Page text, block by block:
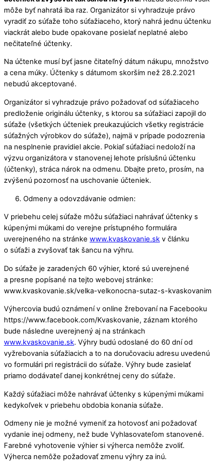
môže byť nahratá iba raz. Organizátor si vyhradzuje právo
vyradiť zo súťaže toho súťažiaceho, ktorý nahrá jednu účtenku
viackrát alebo bude opakovane posielať neplatné alebo
nečitateľné účtenky.
Na účtenke musí byť jasne čitateľný dátum nákupu, množstvo
a cena múky. Účtenky s dátumom skorším než 28.2.2021
nebudú akceptované.
Organizátor si vyhradzuje právo požadovať od súťažiaceho
predloženie originálu účtenky, s ktorou sa súťažiaci zapojil do
súťaže (všetkých účteniek preukazujúcich všetky registrácie
súťažných výrobkov do súťaže), najmä v prípade podozrenia
na nesplnenie pravidiel akcie. Pokiaľ súťažiaci nedoloží na
výzvu organizátora v stanovenej lehote príslušnú účtenku
(účtenky), stráca nárok na odmenu. Dbajte preto, prosím, na
zvýšenú pozornosť na uschovanie účteniek.
Odmeny a odovzdávanie odmien:
V priebehu celej súťaže môžu súťažiaci nahrávať účtenky s
kúpenými múkami do verejne prístupného formulára
uverejneného na stránke www.kvaskovanie.sk v článku
o súťaži a zvyšovať tak šancu na výhru.
Do súťaže je zaradených 60 výhier, ktoré sú uverejnené
a presne popísané na tejto webovej stránke:
www.kvaskovanie.sk/velka-velkonocna-sutaz-s-kvaskovanim
Výhercovia budú oznámení v online žrebovaní na Facebooku
https://www.facebook.com/Kvaskovanie, záznam ktorého
bude následne uverejnený aj na stránkach
www.kvaskovanie.sk. Výhry budú odoslané do 60 dní od
vyžrebovania súťažiacich a to na doručovaciu adresu uvedenú
vo formulári pri registrácii do súťaže. Výhry bude zasielať
priamo dodávateľ danej konkrétnej ceny do súťaže.
Každý súťažiaci môže nahrávať účtenky s kúpenými múkami
kedykoľvek v priebehu obdobia konania súťaže.
Odmeny nie je možné vymeniť za hotovosť ani požadovať
vydanie inej odmeny, než bude Vyhlasovateľom stanovené.
Farebné vyhotovenie výhier si výherca nemôže zvoliť.
Výherca nemôže požadovať zmenu výhry za inú.